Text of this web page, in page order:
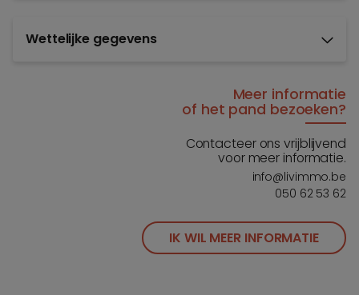
Wettelijke gegevens
Meer informatie
of het pand bezoeken?
Contacteer ons vrijblijvend
voor meer informatie.
info@livimmo.be
050 62 53 62
IK WIL MEER INFORMATIE